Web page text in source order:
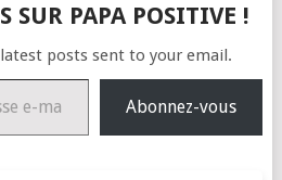
SUR PAPA POSITIVE !
posts sent to your email.
Abonnez-vous